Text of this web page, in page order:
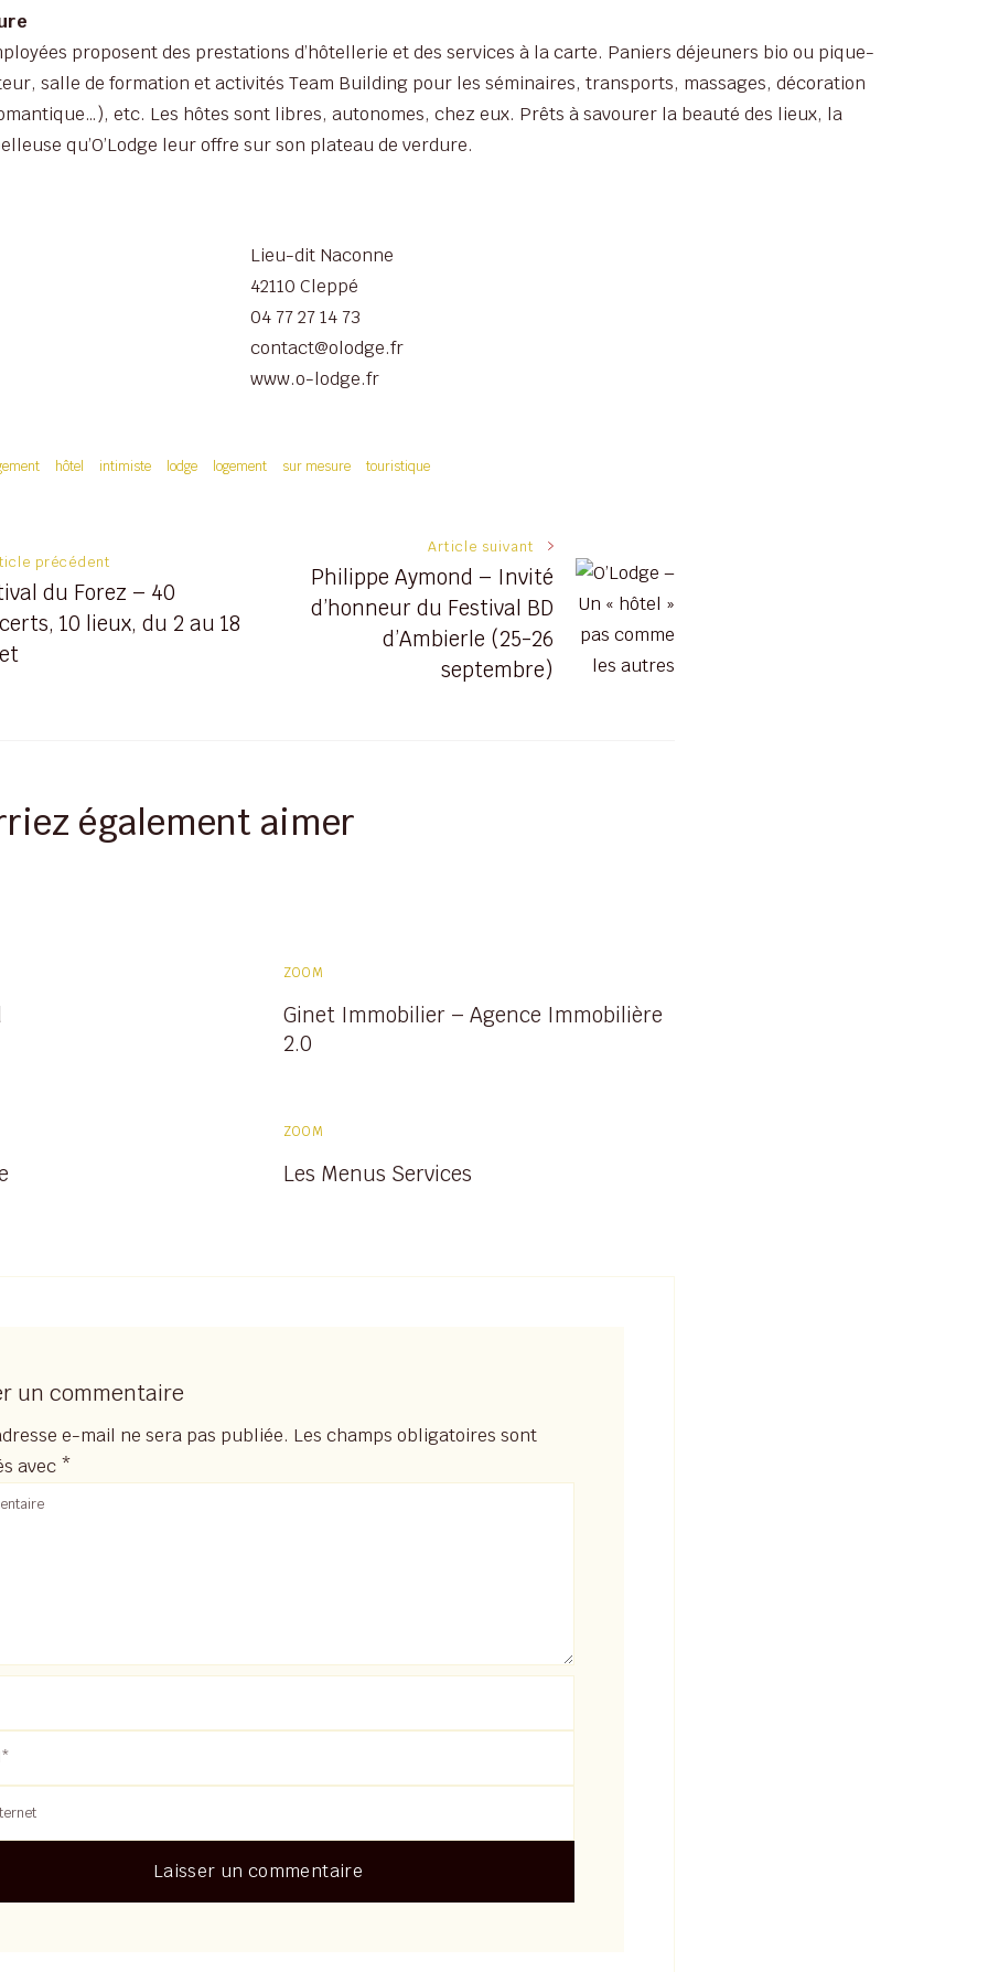
proposent des prestations d’hôtellerie et des services à la carte. Paniers déjeuners bio ou pique-
salle de formation et activités Team Building pour les séminaires, transports, massages, décoration
etc. Les hôtes sont libres, autonomes, chez eux. Prêts à savourer la beauté des lieux, la
qu’O’Lodge leur offre sur son plateau de verdure.
Lieu-dit Naconne
42110 Cleppé
04 77 27 14 73
contact@olodge.fr
www.o-lodge.fr
hôtel intimiste lodge logement sur mesure touristique
précédent
du Forez – 40
10 lieux, du 2 au 18
Article suivant
Philippe Aymond – Invité
d’honneur du Festival BD
d’Ambierle (25-26
septembre)
également aimer
ZOOM
Ginet Immobilier – Agence Immobilière
2.0
ZOOM
Les Menus Services
un commentaire
e-mail ne sera pas publiée. Les champs obligatoires sont
avec *